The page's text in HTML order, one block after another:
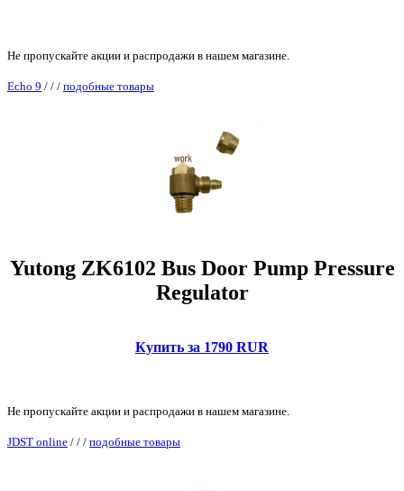
Не пропускайте акции и распродажи в нашем магазине.
Echo 9 / / / подобные товары
Yutong ZK6102 Bus Door Pump Pressure
Regulator
Купить за 1790 RUR
Не пропускайте акции и распродажи в нашем магазине.
JDST online / / / подобные товары